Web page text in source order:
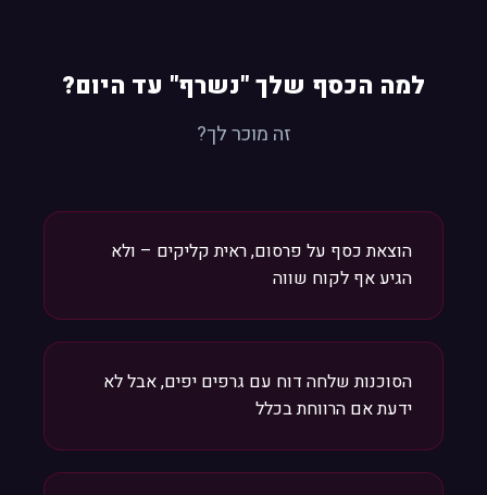
למה הכסף שלך "נשרף" עד היום?
זה מוכר לך?
הוצאת כסף על פרסום, ראית קליקים – ולא
הגיע אף לקוח שווה
הסוכנות שלחה דוח עם גרפים יפים, אבל לא
ידעת אם הרווחת בכלל